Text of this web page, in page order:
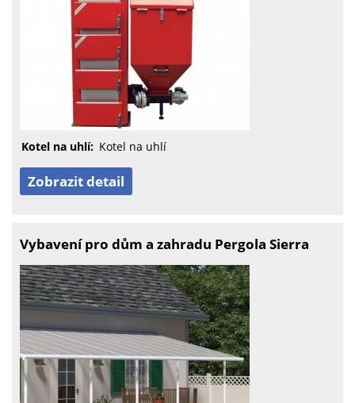
Kotel na uhlí: Kotel na uhlí
Zobrazit detail
Vybavení pro dům a zahradu Pergola Sierra